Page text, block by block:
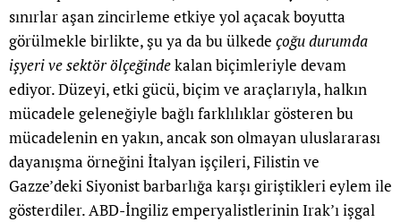
sınırlar aşan zincirleme etkiye yol açacak boyutta
görülmekle birlikte, şu ya da bu ülkede çoğu durumda
işyeri ve sektör ölçeğindekalan biçimleriyle devam
ediyor. Düzeyi, etki gücü, biçim ve araçlarıyla, halkın
mücadele geleneğiyle bağlı farklılıklar gösteren bu
mücadelenin en yakın, ancak son olmayan uluslararası
dayanışma örneğini İtalyan işçileri, Filistin ve
Gazze’deki Siyonist barbarlığa karşı giriştikleri eylem ile
gösterdiler. ABD-İngiliz emperyalistlerinin Irak’ı işgal